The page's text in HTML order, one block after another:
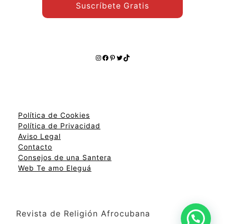
Suscríbete Gratis
Instagram
Facebook
Pinterest
Twitter
TikTok
Política de Cookies
Política de Privacidad
Aviso Legal
Contacto
Consejos de una Santera
Web Te amo Eleguá
Revista de Religión Afrocubana